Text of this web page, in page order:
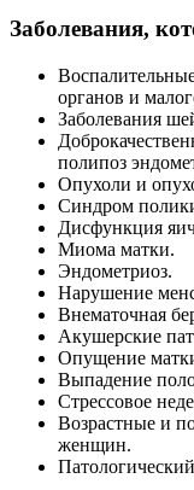
Заболевания,
органов и
Заболевания
полипоз
Опухоли и
Синдром
Дисфункция
Миома матки.
Эндометриоз.
Нарушение
Внематочная
Акушерские
Опущение
Выпадение
Стрессовое
Возрастные и
женщин.